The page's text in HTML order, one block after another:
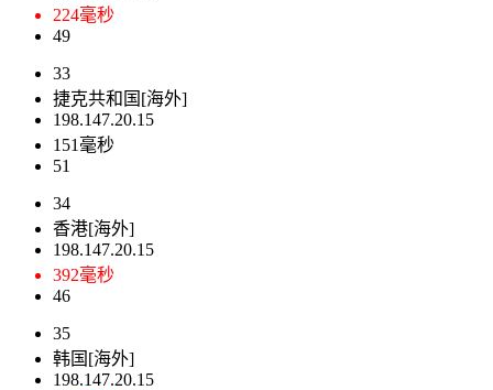
224毫秒
49
33
捷克共和国[海外]
198.147.20.15
151毫秒
51
34
香港[海外]
198.147.20.15
392毫秒
46
35
韩国[海外]
198.147.20.15